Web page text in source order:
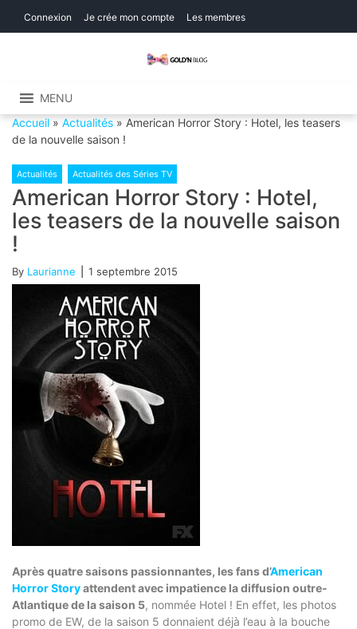
Connexion Je crée mon compte Les membres
MENU
Accueil » Actualités » American Horror Story : Hotel, les teasers
de la nouvelle saison !
Actualités Actualités des Séries TV
American Horror Story : Hotel,
les teasers de la nouvelle saison
!
By Laurianne 1 septembre 2015
Après quatre saisons passionnantes, les fans d’American
Horror Storyattendent avec impatience la diffusion outre-
Atlantique de la saison 5, nommée Hotel ! En effet, les photos
promo de EW, de la saison 5 donnaient déjà l’eau à la bouche